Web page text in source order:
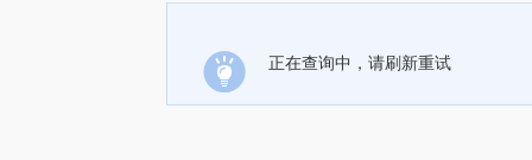
正在查询中，请刷新重试